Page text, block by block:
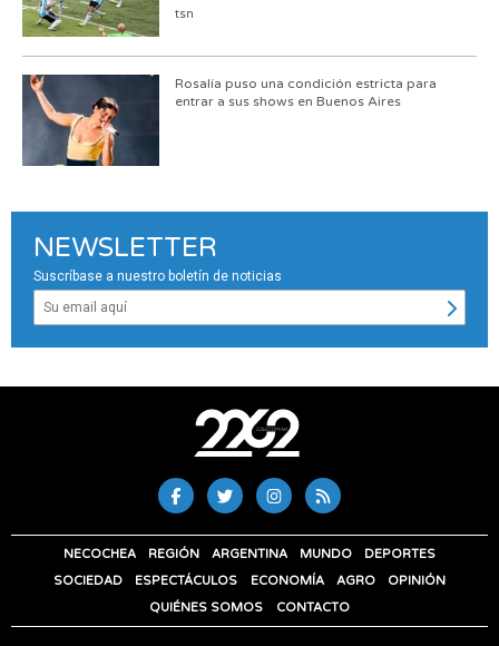
tsn
Rosalía puso una condición estricta para
entrar a sus shows en Buenos Aires
NEWSLETTER
Suscríbase a nuestro boletín de noticias
NECOCHEA REGIÓN ARGENTINA MUNDO
DEPORTES
SOCIEDAD
ESPECTÁCULOS ECONOMÍA AGRO
OPINIÓN
QUIÉNES SOMOS
CONTACTO